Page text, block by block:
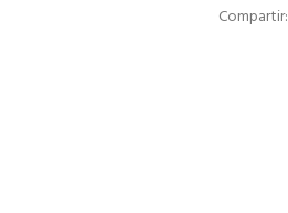
Compartir: